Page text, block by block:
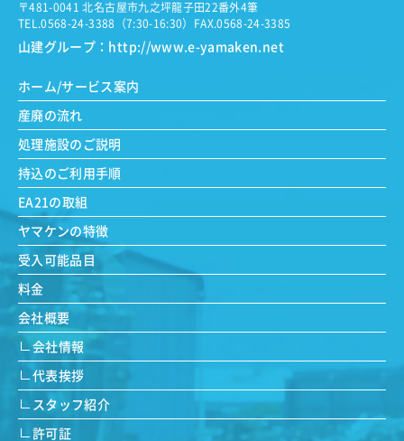
〒481-0041 北名古屋市九之坪龍子田22番外4筆
TEL.0568-24-3388（7:30-16:30） FAX.0568-24-3385
山建グループ： http://www.e-yamaken.net
ホーム/サービス案内
産廃の流れ
処理施設のご説明
持込のご利用手順
EA21の取組
ヤマケンの特徴
受入可能品目
料金
会社概要
会社情報
代表挨拶
スタッフ紹介
許可証